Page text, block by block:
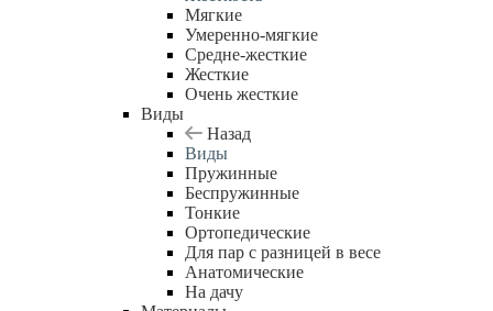
Мягкие
Умеренно-мягкие
Средне-жесткие
Жесткие
Очень жесткие
Виды
Назад
Виды
Пружинные
Беспружинные
Тонкие
Ортопедические
Для пар с разницей в весе
Анатомические
На дачу